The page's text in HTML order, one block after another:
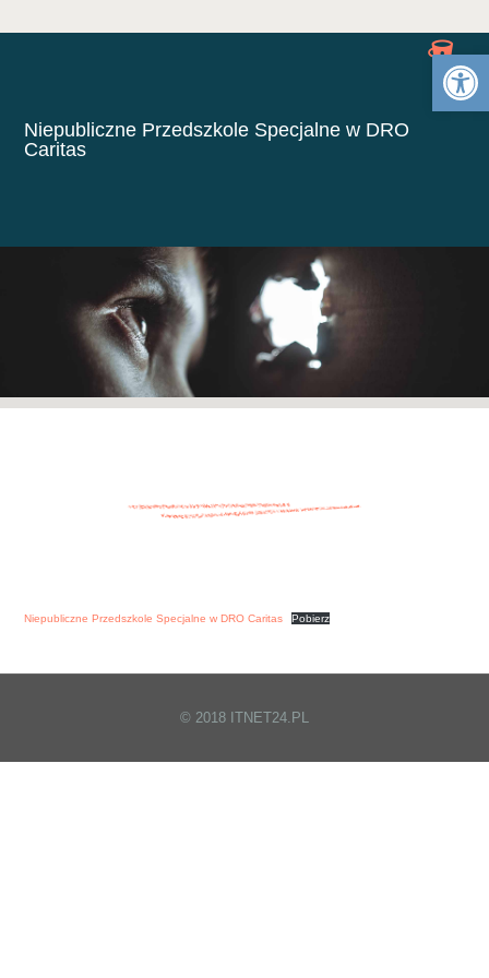
Niepubliczne Przedszkole Specjalne w DRO
Caritas
Niepubliczne Przedszkole Specjalne w DRO Caritas Pobierz
© 2018 ITNET24.PL